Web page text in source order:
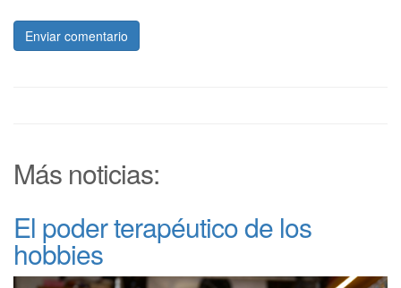
Enviar comentario
Más noticias:
El poder terapéutico de los
hobbies